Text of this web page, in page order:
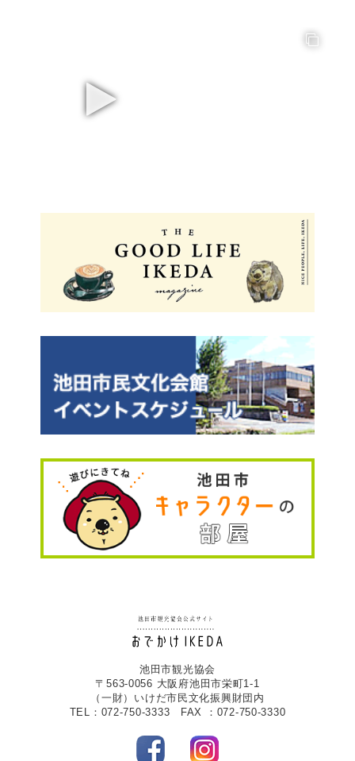
池田市観光協会
〒563-0056 大阪府池田市栄町1-1
（一財）いけだ市民文化振興財団内
TEL：072-750-3333 FAX ：072-750-3330